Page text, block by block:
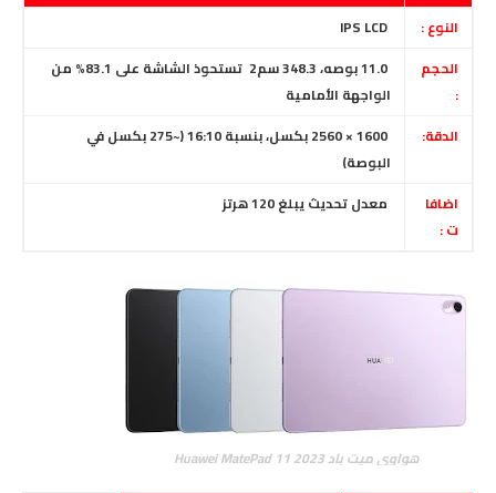
النوع :
الحجم
:
11.0 بوصه، 348.3 سم2 تستحوذ الشاشة على 83.1% من
الواجهة الأمامية
الدقة:
(~275 بكسل في
البوصة)
اضافا
ت :
معدل تحديث يبلغ 120 هرتز
هواوي ميت باد Huawei MatePad 11 2023